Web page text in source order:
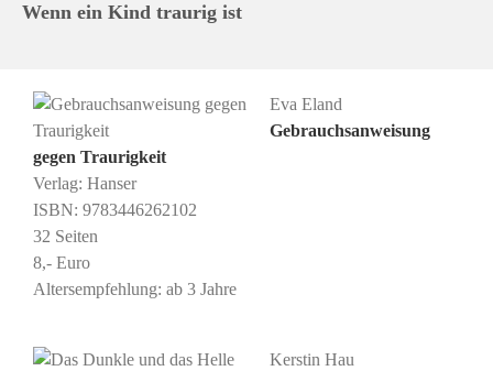
Wenn ein Kind traurig ist
Eva Eland
Gebrauchsanweisung
gegen Traurigkeit
Verlag: Hanser
ISBN: 9783446262102
32 Seiten
8,- Euro
Altersempfehlung: ab 3 Jahre
Kerstin Hau